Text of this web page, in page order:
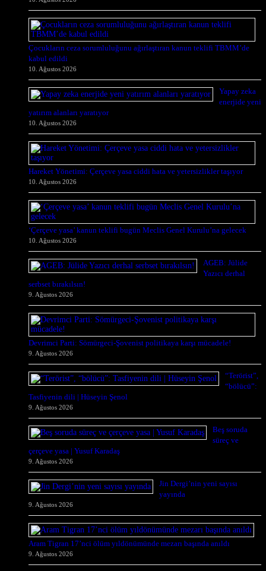
Çocukların ceza sorumluluğunu ağırlaştıran kanun teklifi TBMM’de
kabul edildi
10. Ağustos 2026
Yapay zeka
enerjide yeni
yatırım alanları yaratıyor
10. Ağustos 2026
Hareket Yönetimi: Çerçeve yasa ciddi hata ve yetersizlikler taşıyor
10. Ağustos 2026
‘Çerçeve yasa’ kanun teklifi bugün Meclis Genel Kurulu’na gelecek
10. Ağustos 2026
AGEB: Jülide
Yazıcı derhal
serbset bırakılsın!
9. Ağustos 2026
Devrimci Parti: Sömürgeci-Şovenist politikaya karşı mücadele!
9. Ağustos 2026
“Terörist”,
“bölücü”:
Tasfiyenin dili | Hüseyin Şenol
9. Ağustos 2026
Beş soruda
süreç ve
çerçeve yasa | Yusuf Karadaş
9. Ağustos 2026
Jin Dergi’nin yeni sayısı
yayında
9. Ağustos 2026
Aram Tigran 17’nci ölüm yıldönümünde mezarı başında anıldı
9. Ağustos 2026